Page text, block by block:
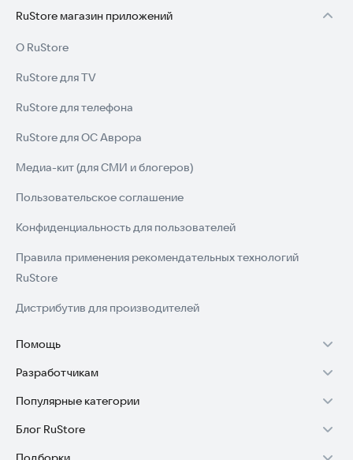
RuStore магазин приложений
О RuStore
RuStore для TV
RuStore для телефона
RuStore для ОС Аврора
Медиа-кит (для СМИ и блогеров)
Пользовательское соглашение
Конфиденциальность для пользователей
Правила применения рекомендательных технологий
RuStore
Дистрибутив для производителей
Помощь
Установка RuStore на TV
Установка RuStore на телефон
Установка RuStore в машину
Разработчикам
Зарабатывать с RuStore
Стать разработчиком
Популярные категории
Игры для Android
Блог RuStore